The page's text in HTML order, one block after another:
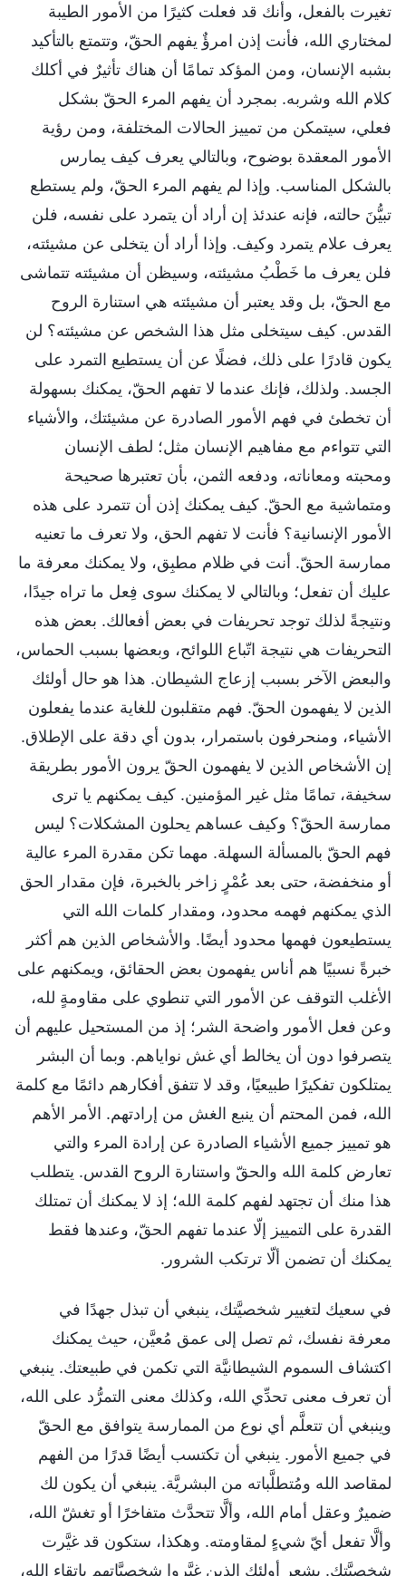
تغيرت بالفعل، وأنك قد فعلت كثيرًا من الأمور الطيبة
لمختاري الله، فأنت إذن امرؤٌ يفهم الحقّ، وتتمتع بالتأكيد
بشبه الإنسان، ومن المؤكد تمامًا أن هناك تأثيرٌ في أكلك
كلام الله وشربه. بمجرد أن يفهم المرء الحقّ بشكل
فعلي، سيتمكن من تمييز الحالات المختلفة، ومن رؤية
الأمور المعقدة بوضوح، وبالتالي يعرف كيف يمارس
بالشكل المناسب. وإذا لم يفهم المرء الحقّ، ولم يستطع
تبيُّنَ حالته، فإنه عندئذ إن أراد أن يتمرد على نفسه، فلن
يعرف علام يتمرد وكيف. وإذا أراد أن يتخلى عن مشيئته،
فلن يعرف ما خَطْبُ مشيئته، وسيظن أن مشيئته تتماشى
مع الحقّ، بل وقد يعتبر أن مشيئته هي استنارة الروح
القدس. كيف سيتخلى مثل هذا الشخص عن مشيئته؟ لن
يكون قادرًا على ذلك، فضلًا عن أن يستطيع التمرد على
الجسد. ولذلك، فإنك عندما لا تفهم الحقّ، يمكنك بسهولة
أن تخطئ في فهم الأمور الصادرة عن مشيئتك، والأشياء
التي تتواءم مع مفاهيم الإنسان مثل؛ لطف الإنسان
ومحبته ومعاناته، ودفعه الثمن، بأن تعتبرها صحيحة
ومتماشية مع الحقّ. كيف يمكنك إذن أن تتمرد على هذه
الأمور الإنسانية؟ فأنت لا تفهم الحق، ولا تعرف ما تعنيه
ممارسة الحقّ. أنت في ظلام مطبِق، ولا يمكنك معرفة ما
عليك أن تفعل؛ وبالتالي لا يمكنك سوى فِعل ما تراه جيدًا،
ونتيجةً لذلك توجد تحريفات في بعض أفعالك. بعض هذه
التحريفات هي نتيجة اتّباع اللوائح، وبعضها بسبب الحماس،
والبعض الآخر بسبب إزعاج الشيطان. هذا هو حال أولئك
الذين لا يفهمون الحقّ. فهم متقلبون للغاية عندما يفعلون
الأشياء، ومنحرفون باستمرار، بدون أي دقة على الإطلاق.
إن الأشخاص الذين لا يفهمون الحقّ يرون الأمور بطريقة
سخيفة، تمامًا مثل غير المؤمنين. كيف يمكنهم يا ترى
ممارسة الحقّ؟ وكيف عساهم يحلون المشكلات؟ ليس
فهم الحقّ بالمسألة السهلة. مهما تكن مقدرة المرء عالية
أو منخفضة، حتى بعد عُمْرٍ زاخر بالخبرة، فإن مقدار الحق
الذي يمكنهم فهمه محدود، ومقدار كلمات الله التي
يستطيعون فهمها محدود أيضًا. والأشخاص الذين هم أكثر
خبرةً نسبيًا هم أناس يفهمون بعض الحقائق، ويمكنهم على
الأغلب التوقف عن الأمور التي تنطوي على مقاومةٍ لله،
وعن فعل الأمور واضحة الشر؛ إذ من المستحيل عليهم أن
يتصرفوا دون أن يخالط أي غش نواياهم. وبما أن البشر
يمتلكون تفكيرًا طبيعيًا، وقد لا تتفق أفكارهم دائمًا مع كلمة
الله، فمن المحتم أن ينبع الغش من إرادتهم. الأمر الأهم
هو تمييز جميع الأشياء الصادرة عن إرادة المرء والتي
تعارض كلمة الله والحقّ واستنارة الروح القدس. يتطلب
هذا منك أن تجتهد لفهم كلمة الله؛ إذ لا يمكنك أن تمتلك
القدرة على التمييز إلّا عندما تفهم الحقّ، وعندها فقط
يمكنك أن تضمن ألّا ترتكب الشرور.
في سعيك لتغيير شخصيَّتك، ينبغي أن تبذل جهدًا في
معرفة نفسك، ثم تصل إلى عمق مُعيَّن، حيث يمكنك
اكتشاف السموم الشيطانيَّة التي تكمن في طبيعتك. ينبغي
أن تعرف معنى تحدِّي الله، وكذلك معنى التمرُّد على الله،
وينبغي أن تتعلَّم أي نوع من الممارسة يتوافق مع الحقّ
في جميع الأمور. ينبغي أن تكتسب أيضًا قدرًا من الفهم
لمقاصد الله ومُتطلَّباته من البشريَّة. ينبغي أن يكون لك
ضميرٌ وعقل أمام الله، وألَّا تتحدَّث متفاخرًا أو تغشّ الله،
وألَّا تفعل أيّ شيءٍ لمقاومته. وهكذا، ستكون قد غيَّرت
شخصيَّتك. يشعر أولئك الذين غيَّروا شخصيَّاتهم باتقاء الله،